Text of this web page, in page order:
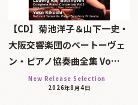
【CD】菊池洋子＆山下一史・
大阪交響楽団のベートーヴェ
ン・ピアノ協奏曲全集 Vo…
New Release Selection
2026年8月4日